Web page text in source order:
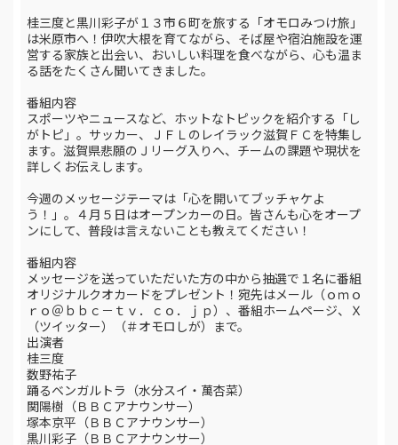
桂三度と黒川彩子が１３市６町を旅する「オモロみつけ旅」
は米原市へ！伊吹大根を育てながら、そば屋や宿泊施設を運
営する家族と出会い、おいしい料理を食べながら、心も温ま
る話をたくさん聞いてきました。
番組内容
スポーツやニュースなど、ホットなトピックを紹介する「し
がトピ」。サッカー、ＪＦＬのレイラック滋賀ＦＣを特集し
ます。滋賀県悲願のＪリーグ入りへ、チームの課題や現状を
詳しくお伝えします。
今週のメッセージテーマは「心を開いてブッチャケよ
う！」。４月５日はオープンカーの日。皆さんも心をオープ
ンにして、普段は言えないことも教えてください！
番組内容
メッセージを送っていただいた方の中から抽選で１名に番組
オリジナルクオカードをプレゼント！宛先はメール（ｏｍｏ
ｒｏ＠ｂｂｃ－ｔｖ．ｃｏ．ｊｐ）、番組ホームページ、Ｘ
（ツイッター）（＃オモロしが）まで。
出演者
桂三度
数野祐子
踊るベンガルトラ（水分スイ・萬杏菜）
関陽樹（ＢＢＣアナウンサー）
塚本京平（ＢＢＣアナウンサー）
黒川彩子（ＢＢＣアナウンサー）